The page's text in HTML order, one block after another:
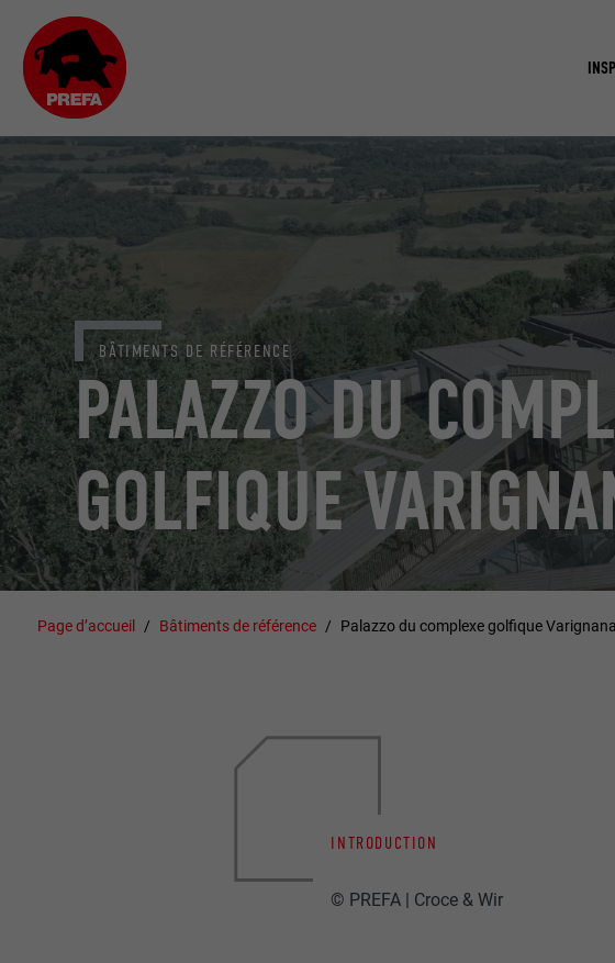
PALAZZO DU
GOLFIQUE
BÂTIMENTS DE RÉFÉRENCE
Page d’accueil Bâtiments de référence Palazzo du complexe golfique Varignana
INTRODUCTION
© PREFA | Croce & Wir